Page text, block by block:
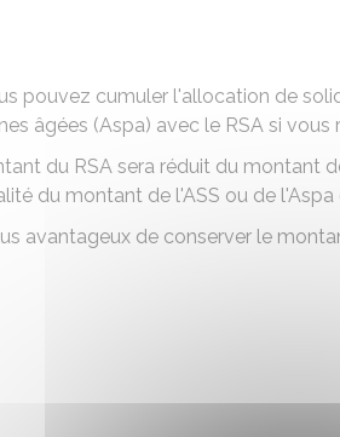
pouvez cumuler l'allocation de
âgées (Aspa) avec le RSA si vous
du RSA sera réduit du montant
du montant de l'ASS ou de l'Aspa
avantageux de conserver le